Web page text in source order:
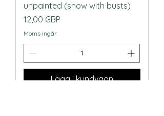
unpainted (show with busts)
Pris
12,00 GBP
Moms ingår
Lägg i kundvagn